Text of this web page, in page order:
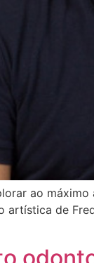
ao
artística de